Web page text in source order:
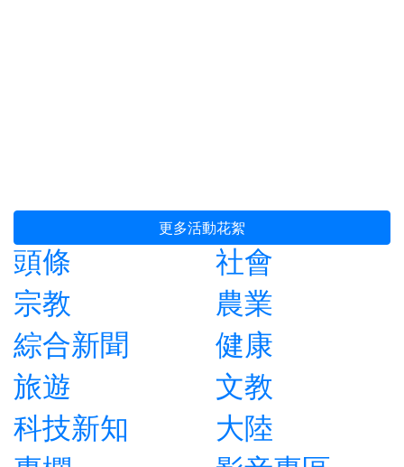
更多活動花絮
頭條
社會
宗教
農業
綜合新聞
健康
旅遊
文教
科技新知
大陸